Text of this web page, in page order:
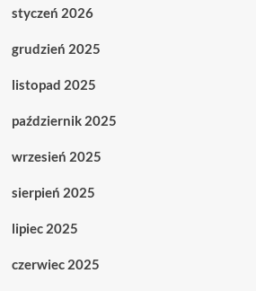
styczeń 2026
grudzień 2025
listopad 2025
październik 2025
wrzesień 2025
sierpień 2025
lipiec 2025
czerwiec 2025